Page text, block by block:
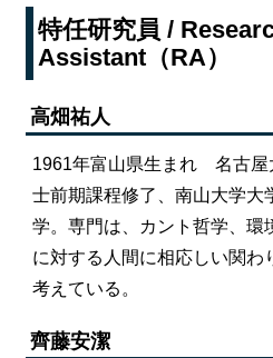
特任研究員 /
Assistant（RA）
高畑祐人
1961年富山県生まれ 名古屋
士前期課程修了、南山大学大
学。専門は、カント哲学、環
に対する人間に相応しい関わ
考えている。
齊藤安潔